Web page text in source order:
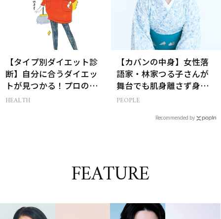
【タイプ別ダイエット診
断】自分に合うダイエッ
トが見つかる！プロの教
える体質別ダイエット方
HEALTH
【カバンの中身】女性落
語家・林家つる子さんが
舞台でも肌身離さず身に
付けるお守りとは？
PEOPLE
Recommended by
FEATURE